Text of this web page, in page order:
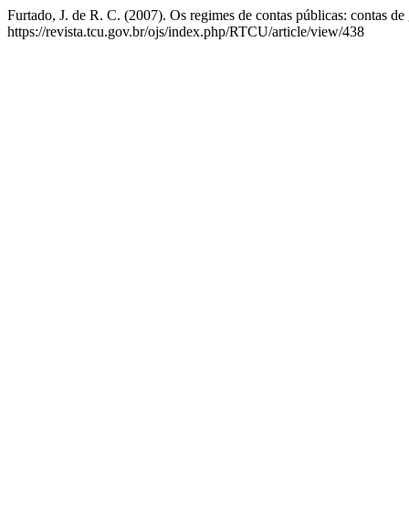
Furtado, J. de R. C. (2007). Os regimes de contas públicas: contas
https://revista.tcu.gov.br/ojs/index.php/RTCU/article/view/438